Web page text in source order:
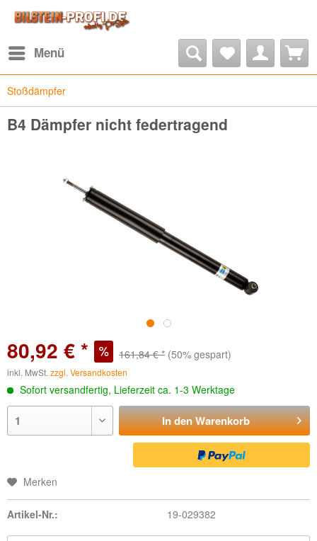
Menü
Stoßdämpfer
B4 Dämpfer nicht federtragend
80,92 € * 161,84 € * (50% gespart)
inkl. MwSt. zzgl. Versandkosten
Sofort versandfertig, Lieferzeit ca. 1-3 Werktage
In denWarenkorb
Merken
Artikel-Nr.: 19-029382